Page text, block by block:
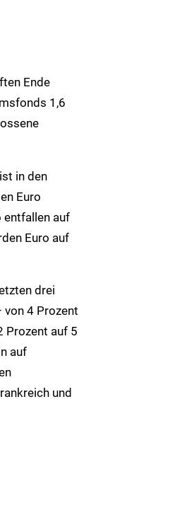
Ende
1,6
in den
Euro
entfallen auf
Euro auf
drei
von 4 Prozent
Prozent auf 5
auf
und